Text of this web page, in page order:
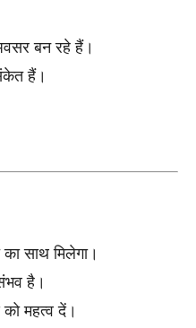
अवसर बन रहे हैं।
हैं।
साथ मिलेगा।
है।
को महत्व दें।